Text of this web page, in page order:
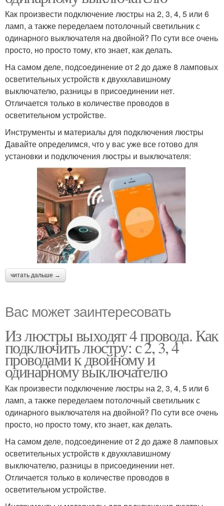
Как произвести подключение люстры на 2, 3, 4, 5 или 6
ламп, а также переделаем потолочный светильник с
одинарного выключателя на двойной? По сути все очень
просто, но просто тому, кто знает, как делать.
На самом деле, подсоединение от 2 до даже 8 ламповых
осветительных устройств к двухклавишному
выключателю, разницы в присоединении нет.
Отличается только в количестве проводов в
осветительном устройстве.
Инструменты и материалы для подключения люстры
Давайте определимся, что у вас уже все готово для
установки и подключения люстры и выключателя:
читать дальше →
Вас может заинтересовать
Из люстры выходят 4 провода. Как
подключить люстру: с 2, 3, 4
проводами к двойному и
одинарному выключателю
Как произвести подключение люстры на 2, 3, 4, 5 или 6
ламп, а также переделаем потолочный светильник с
одинарного выключателя на двойной? По сути все очень
просто, но просто тому, кто знает, как делать.
На самом деле, подсоединение от 2 до даже 8 ламповых
осветительных устройств к двухклавишному
выключателю, разницы в присоединении нет.
Отличается только в количестве проводов в
осветительном устройстве.